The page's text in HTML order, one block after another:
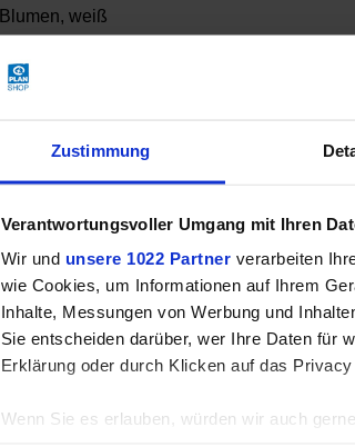
Zustimmung
Verantwortungsvoller Umgang mit Ihren
Wir und unsere 1022 Partner verarbeiten
wie Cookies, um Informationen auf Ihrem
Inhalte, Messungen von Werbung und
Sie entscheiden darüber, wer Ihre Daten für
Erklärung oder durch Klicken auf das
Wenn Sie es erlauben, würden wir auch
Blumen, weiß